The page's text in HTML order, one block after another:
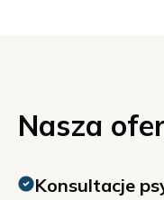
Nasza
Konsultacje